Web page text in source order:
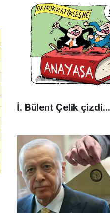
İ. Bülent Çelik çizdi...